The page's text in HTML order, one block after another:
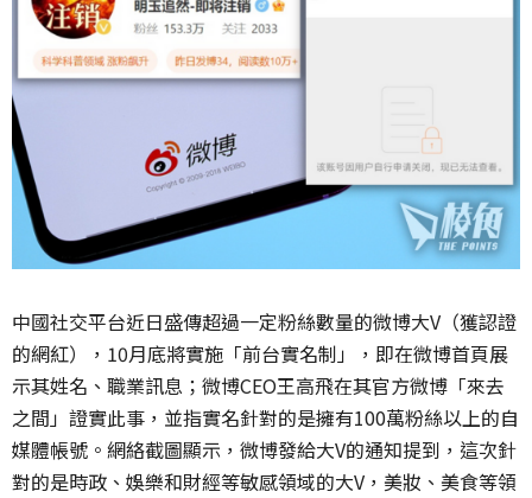
中國社交平台近日盛傳超過一定粉絲數量的微博大V（獲認證
的網紅），10月底將實施「前台實名制」，即在微博首頁展
示其姓名、職業訊息；微博CEO王高飛在其官方微博「來去
之間」證實此事，並指實名針對的是擁有100萬粉絲以上的自
媒體帳號。網絡截圖顯示，微博發給大V的通知提到，這次針
對的是時政、娛樂和財經等敏感領域的大V，美妝、美食等領